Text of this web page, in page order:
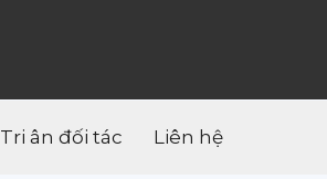
Tri ân đối tác Liên hệ